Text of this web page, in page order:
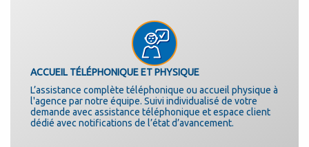
ACCUEIL TÉLÉPHONIQUE ET PHYSIQUE
L’assistance complète téléphonique ou accueil physique à
l'agence par notre équipe. Suivi individualisé de votre
demande avec assistance téléphonique et espace client
dédié avec notifications de l’état d’avancement.